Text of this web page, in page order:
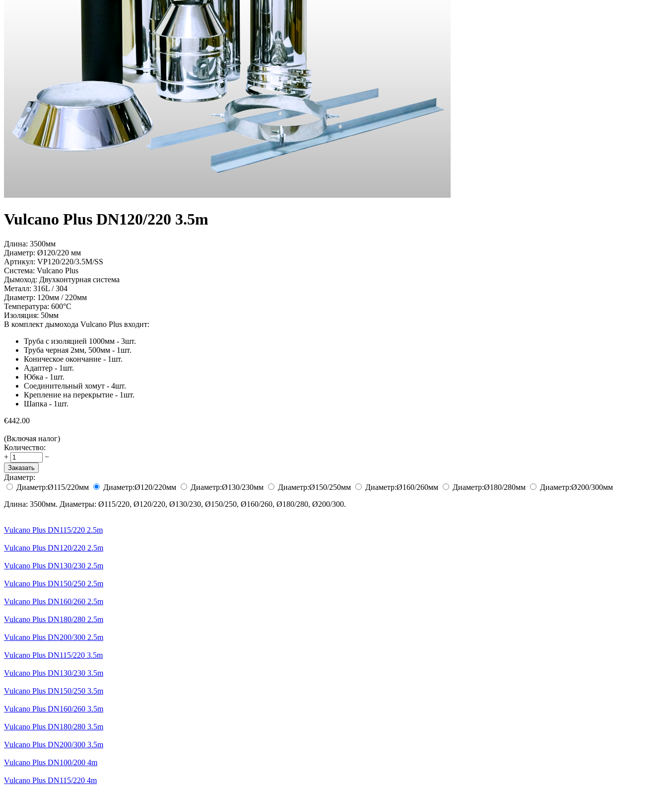
Vulcano Plus DN120/220 3.5m
Длина: 3500мм
Диаметр: Ø120/220 мм
Артикул: VP120/220/3.5M/SS
Система: Vulcano Plus
Дымоход: Двухконтурная система
Металл: 316L / 304
Диаметр: 120мм / 220мм
Температура: 600°С
Изоляция: 50мм
В комплект дымохода Vulcano Plus входит:
Труба c изоляцией 1000мм - 3шт.
Труба черная 2мм, 500мм - 1шт.
Коническое окончание - 1шт.
Адаптер - 1шт.
Юбка - 1шт.
Соединительный хомут - 4шт.
Крепление на перекрытие - 1шт.
Шапка - 1шт.
€442.00
(Включая налог)
Количество:
+
−
Заказать
Диаметр:
Диаметр:Ø115/220мм Диаметр:Ø120/220мм Диаметр:Ø130/230мм Диаметр:Ø150/250мм Диаметр:Ø160/260мм Диаметр:Ø180/280мм Диаметр:Ø200/300мм
Длина: 3500мм. Диаметры: Ø115/220, Ø120/220, Ø130/230, Ø150/250, Ø160/260, Ø180/280, Ø200/300.
Vulcano Plus DN115/220 2.5m
Vulcano Plus DN120/220 2.5m
Vulcano Plus DN130/230 2.5m
Vulcano Plus DN150/250 2.5m
Vulcano Plus DN160/260 2.5m
Vulcano Plus DN180/280 2.5m
Vulcano Plus DN200/300 2.5m
Vulcano Plus DN115/220 3.5m
Vulcano Plus DN130/230 3.5m
Vulcano Plus DN150/250 3.5m
Vulcano Plus DN160/260 3.5m
Vulcano Plus DN180/280 3.5m
Vulcano Plus DN200/300 3.5m
Vulcano Plus DN100/200 4m
Vulcano Plus DN115/220 4m